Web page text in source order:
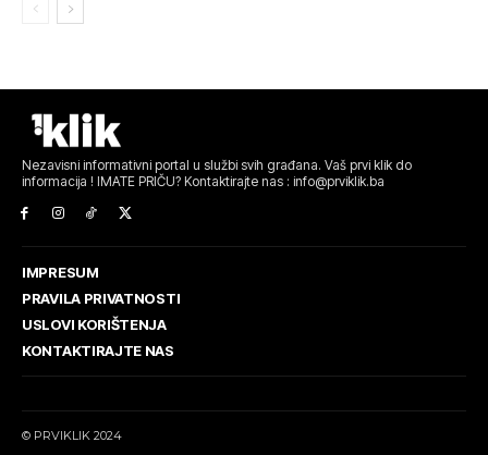
Nezavisni informativni portal u službi svih građana. Vaš prvi klik do
informacija ! IMATE PRIČU? Kontaktirajte nas : info@prviklik.ba
IMPRESUM
PRAVILA PRIVATNOSTI
USLOVI KORIŠTENJA
KONTAKTIRAJTE NAS
© PRVIKLIK 2024